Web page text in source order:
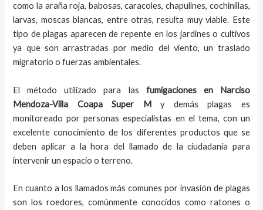
como la araña roja, babosas, caracoles, chapulines, cochinillas,
larvas, moscas blancas, entre otras, resulta muy viable. Este
tipo de plagas aparecen de repente en los jardines o cultivos
ya que son arrastradas por medio del viento, un traslado
migratorio o fuerzas ambientales.
El método utilizado para las fumigaciones en
Narciso
Mendoza-Villa Coapa Super My demás plagas es
monitoreado por personas especialistas en el tema, con un
excelente conocimiento de los diferentes productos que se
deben aplicar a la hora del llamado de la ciudadanía para
intervenir un espacio o terreno.
En cuanto a los llamados más comunes por invasión de plagas
son los roedores, comúnmente conocidos como ratones o